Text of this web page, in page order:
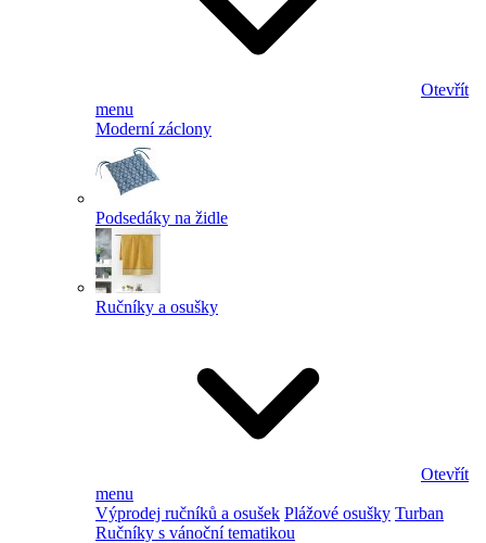
Otevřít
menu
Moderní záclony
Podsedáky na židle
Ručníky a osušky
Otevřít
menu
Výprodej ručníků a osušek Plážové osušky Turban
Ručníky s vánoční tematikou